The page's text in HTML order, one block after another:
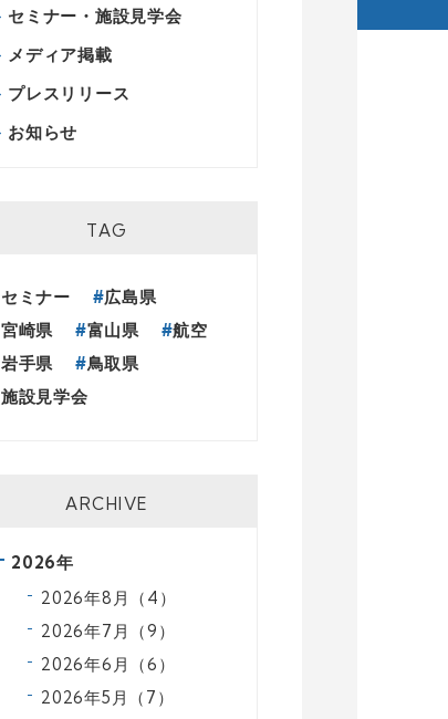
セミナー・施設見学会
メディア掲載
プレスリリース
お知らせ
TAG
セミナー
広島県
宮崎県
富山県
航空
岩手県
鳥取県
施設見学会
ARCHIVE
2026年
2026年8月（4）
2026年7月（9）
2026年6月（6）
2026年5月（7）